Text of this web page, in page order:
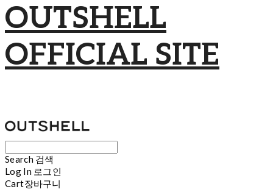
OUTSHELL
OFFICIAL SITE
Search 검색
Log In 로그인
Cart장바구니